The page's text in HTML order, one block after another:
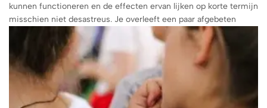
kunnen functioneren en de effecten ervan lijken op korte termijn
misschien niet desastreus. Je overleeft een paar afgebeten